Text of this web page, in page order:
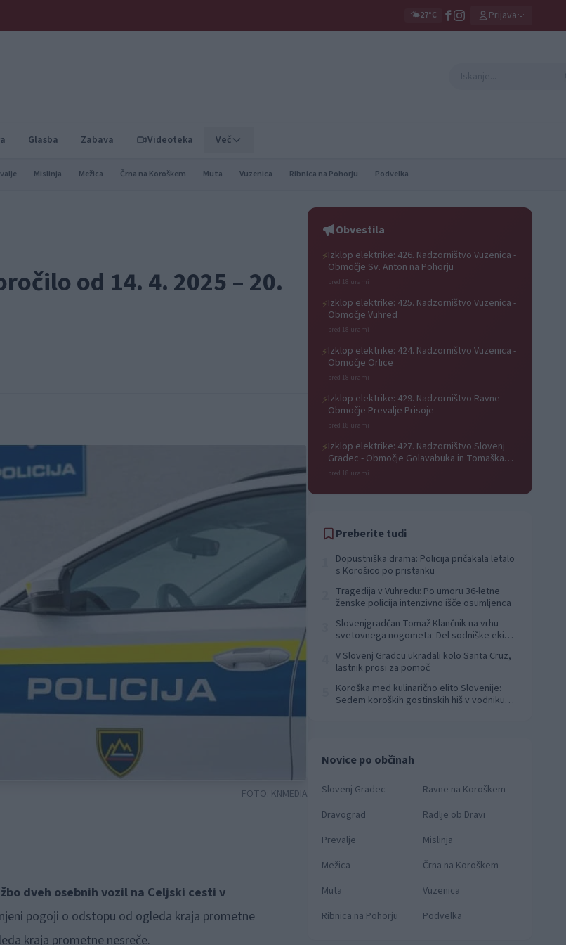
🌤️27°C Prijava
Glasba Zabava Videoteka Več
Mislinja Mežica Črna na Koroškem Muta Vuzenica Ribnica na Pohorju Podvelka
od 14. 4. 2025 – 20.
FOTO: KNMEDIA
dveh osebnih vozil na Celjski cesti v
pogoji o odstopu od ogleda kraja prometne
kraja prometne nesreče.
Obvestila
⚡Izklop elektrike: 426. Nadzorništvo Vuzenica -
Območje Sv. Anton na Pohorju
pred 18 urami
⚡Izklop elektrike: 425. Nadzorništvo Vuzenica -
Območje Vuhred
pred 18 urami
⚡Izklop elektrike: 424. Nadzorništvo Vuzenica -
Območje Orlice
pred 18 urami
⚡Izklop elektrike: 429. Nadzorništvo Ravne -
Območje Prevalje Prisoje
pred 18 urami
⚡Izklop elektrike: 427. Nadzorništvo Slovenj
Gradec - Območje Golavabuka in Tomaška
vas
pred 18 urami
Preberite tudi
Dopustniška drama: Policija pričakala letalo
s Korošico po pristanku
Tragedija v Vuhredu: Po umoru 36-letne
ženske policija intenzivno išče osumljenca
Slovenjgradčan Tomaž Klančnik na vrhu
svetovnega nogometa: Del sodniške ekipe
V Slovenj Gradcu ukradali kolo Santa Cruz,
lastnik prosi za pomoč
Koroška med kulinarično elito Slovenije:
Sedem koroških gostinskih hiš v vodniku
Novice po občinah
Slovenj Gradec
Ravne na Koroškem
Dravograd
Radlje ob Dravi
Prevalje
Mislinja
Mežica
Črna na Koroškem
Muta
Vuzenica
Ribnica na Pohorju
Podvelka